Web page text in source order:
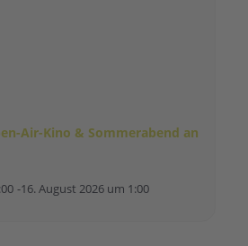
Air-Kino & Sommerabend an
-16. August 2026 um 1:00